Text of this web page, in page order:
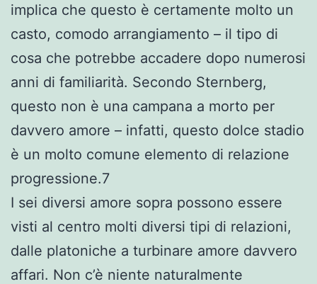
implica che questo è certamente molto un
casto, comodo arrangiamento – il tipo di
cosa che potrebbe accadere dopo numerosi
anni di familiarità. Secondo Sternberg,
questo non è una campana a morto per
davvero amore – infatti, questo dolce stadio
è un molto comune elemento di relazione
progressione.7
I sei diversi amore sopra possono essere
visti al centro molti diversi tipi di relazioni,
dalle platoniche a turbinare amore davvero
affari. Non c’è niente naturalmente